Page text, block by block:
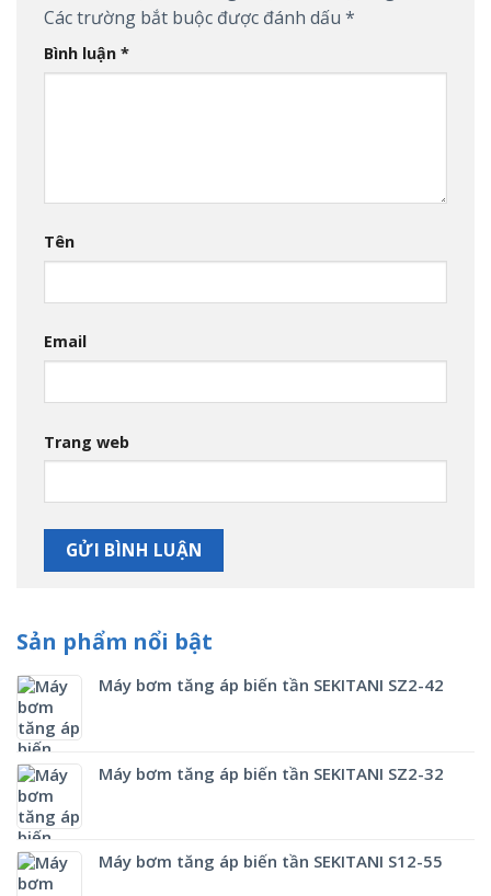
Các trường bắt buộc được đánh dấu *
Bình luận *
Tên
Email
Trang web
Sản phẩm nổi bật
Máy bơm tăng áp biến tần SEKITANI SZ2-42
Máy bơm tăng áp biến tần SEKITANI SZ2-32
Máy bơm tăng áp biến tần SEKITANI S12-55